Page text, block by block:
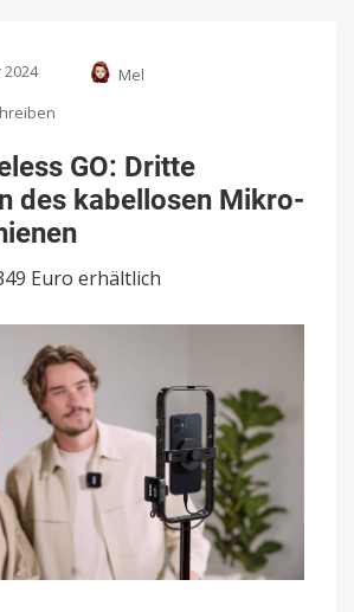
2024
Mel
Wireless
GO:
Dritte
Generation
des
kabellosen
Mikro-
GO: Dritte
des kabellosen Mikro-
Euro erhältlich